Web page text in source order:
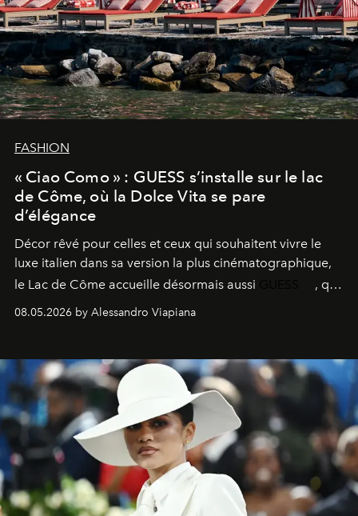
FASHION
« Ciao Como » : GUESS s’installe sur le lac
de Côme, où la Dolce Vita se pare
d’élégance
Décor rêvé pour celles et ceux qui souhaitent vivre le
luxe italien dans sa version la plus cinématographique,
le Lac de Côme accueille désormais aussi
, qui
signe un takeover entre boutiques, hôtels, bateaux et
fragrances. L’une des opérations de style les plus
08.05.2026 by Alessandro Viapiana